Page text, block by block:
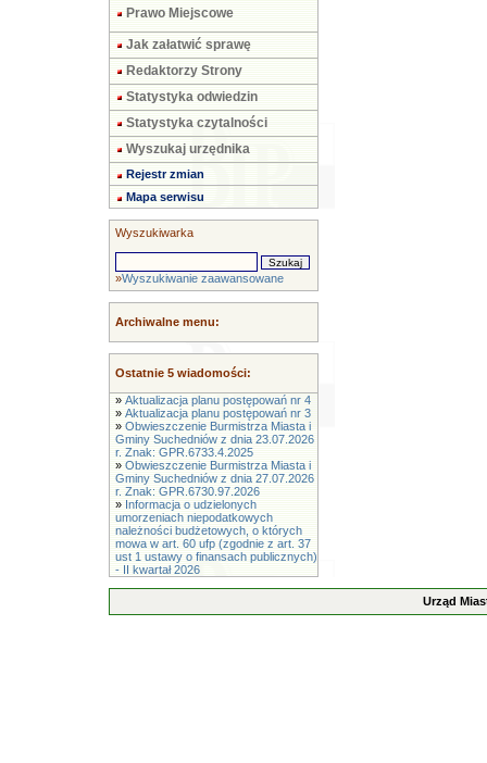
Prawo Miejscowe
Jak załatwić sprawę
Redaktorzy Strony
Statystyka odwiedzin
Statystyka czytalności
Wyszukaj urzędnika
Rejestr zmian
Mapa serwisu
Wyszukiwarka
»Wyszukiwanie zaawansowane
Archiwalne menu:
Ostatnie 5 wiadomości:
» Aktualizacja planu postępowań nr 4
» Aktualizacja planu postępowań nr 3
» Obwieszczenie Burmistrza Miasta i
Gminy Suchedniów z dnia 23.07.2026
r. Znak: GPR.6733.4.2025
» Obwieszczenie Burmistrza Miasta i
Gminy Suchedniów z dnia 27.07.2026
r. Znak: GPR.6730.97.2026
» Informacja o udzielonych
umorzeniach niepodatkowych
należności budżetowych, o których
mowa w art. 60 ufp (zgodnie z art. 37
ust 1 ustawy o finansach publicznych)
- II kwartał 2026
Urząd